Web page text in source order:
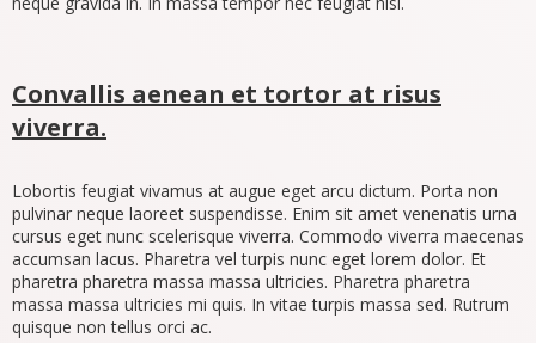
Convallis aenean et tortor at risus
viverra.
Lobortis feugiat vivamus at augue eget arcu dictum. Porta non
pulvinar neque laoreet suspendisse. Enim sit amet venenatis urna
cursus eget nunc scelerisque viverra. Commodo viverra maecenas
accumsan lacus. Pharetra vel turpis nunc eget lorem dolor. Et
pharetra pharetra massa massa ultricies. Pharetra pharetra
massa massa ultricies mi quis. In vitae turpis massa sed. Rutrum
quisque non tellus orci ac.